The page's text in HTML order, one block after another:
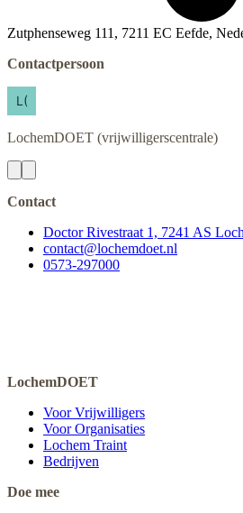
Zutphenseweg 111, 7211 EC Eefde,
Contactpersoon
LochemDOET (vrijwilligerscentrale)
Contact
Doctor Rivestraat 1, 7241 AS
contact@lochemdoet.nl
0573-297000
LochemDOET
Voor Vrijwilligers
Voor Organisaties
Lochem Traint
Bedrijven
Doe mee